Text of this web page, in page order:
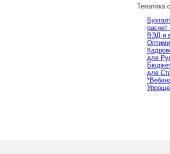
Тематика
расчет
ВЭД и
для
для